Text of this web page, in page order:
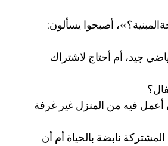
أصبحوا يسألون:
جيد، أم أحتاج لاشتراك
فيه من المنزل غير غرفة
نابضة بالحياة أم أن